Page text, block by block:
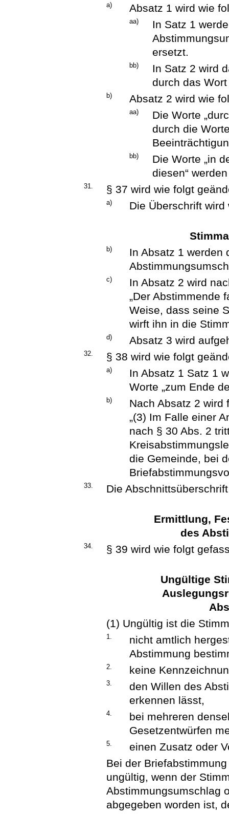
a) Absatz 1 wird wie
aa)
In Satz 1
ersetzt.
bb)
In Satz 2 wird
durch das Wort
b) Absatz 2 wird wie
aa)
Die Worte
durch die
bb)
Die Worte „in
diesen“
31. § 37 wird wie folgt
a) Die Überschrift
b)
In Absatz 1 werden
c)
In Absatz 2 wird
„Der Abstimmende
Weise, dass seine
wirft ihn in die
d) Absatz 3 wird
32. § 38 wird wie folgt
a)
In Absatz 1 Satz 1
Worte „zum Ende
b)
Nach Absatz 2 wird
„(3) Im Falle einer
nach § 30 Abs. 2
die Gemeinde, bei
33. Die
Ermittlung,
des
34. § 39 wird wie folgt
Ungültige
(1) Ungültig ist die
1.
nicht amtlich
Abstimmung
2. keine
3.
den Willen des
erkennen lässt,
4.
bei mehreren
Gesetzentwürfen
5.
einen Zusatz oder
Bei der
ungültig, wenn der
Abstimmungsumschlag
abgegeben worden ist,